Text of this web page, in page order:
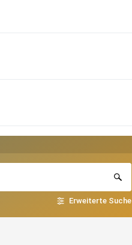
Erweiterte Suche